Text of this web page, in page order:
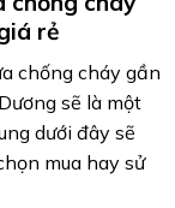
rẻ
chống cháy gần
sẽ là một
dưới đây sẽ
mua hay sử